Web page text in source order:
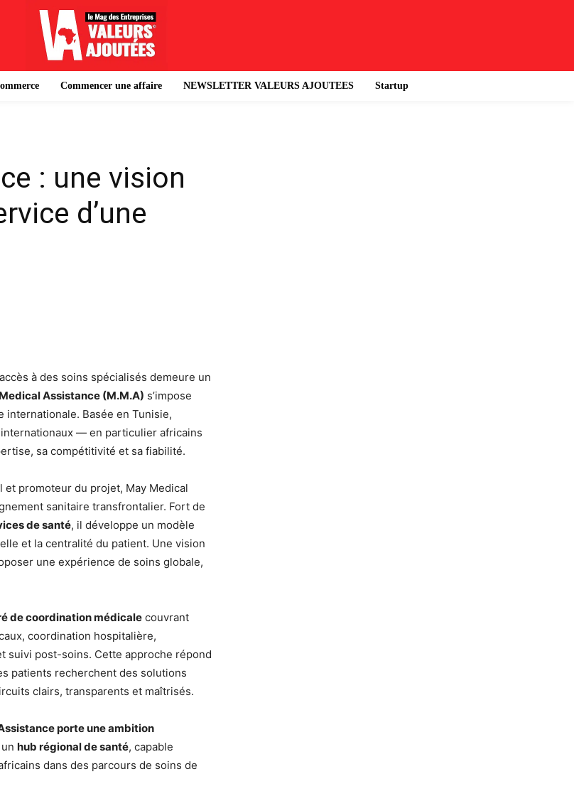
Commencer une affaire NEWSLETTER VALEURS AJOUTEES Startup
: une vision
d’une
à des soins spécialisés demeure un
Assistance (M.M.A) s’impose
Basée en Tunisie,
— en particulier africains
sa compétitivité et sa fiabilité.
et promoteur du projet, May Medical
sanitaire transfrontalier. Fort de
de santé, il développe un modèle
et la centralité du patient. Une vision
une expérience de soins globale,
de coordination médicale couvrant
coordination hospitalière,
suivi post-soins. Cette approche répond
patients recherchent des solutions
clairs, transparents et maîtrisés.
porte une ambition
hub régional de santé, capable
dans des parcours de soins de